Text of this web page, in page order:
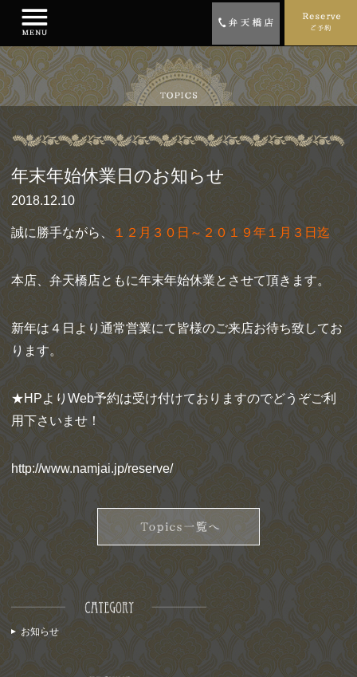
年末年始休業日のお知らせ
2018.12.10
誠に勝手ながら、 １２月３０日～２０１９年１月３日迄
本店、弁天橋店ともに年末年始休業とさせて頂きます。
新年は４日より通常営業にて皆様のご来店お待ち致してお
ります。
★HPよりWeb予約は受け付けておりますのでどうぞご利
用下さいませ！
http://www.namjai.jp/reserve/
お知らせ